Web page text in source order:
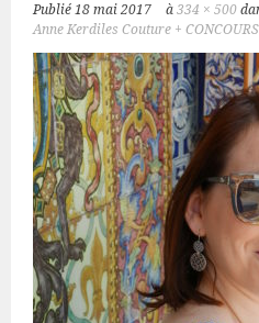
Publié18 mai 2017 à334 × 500
Anne Kerdiles Couture + CONCOURS